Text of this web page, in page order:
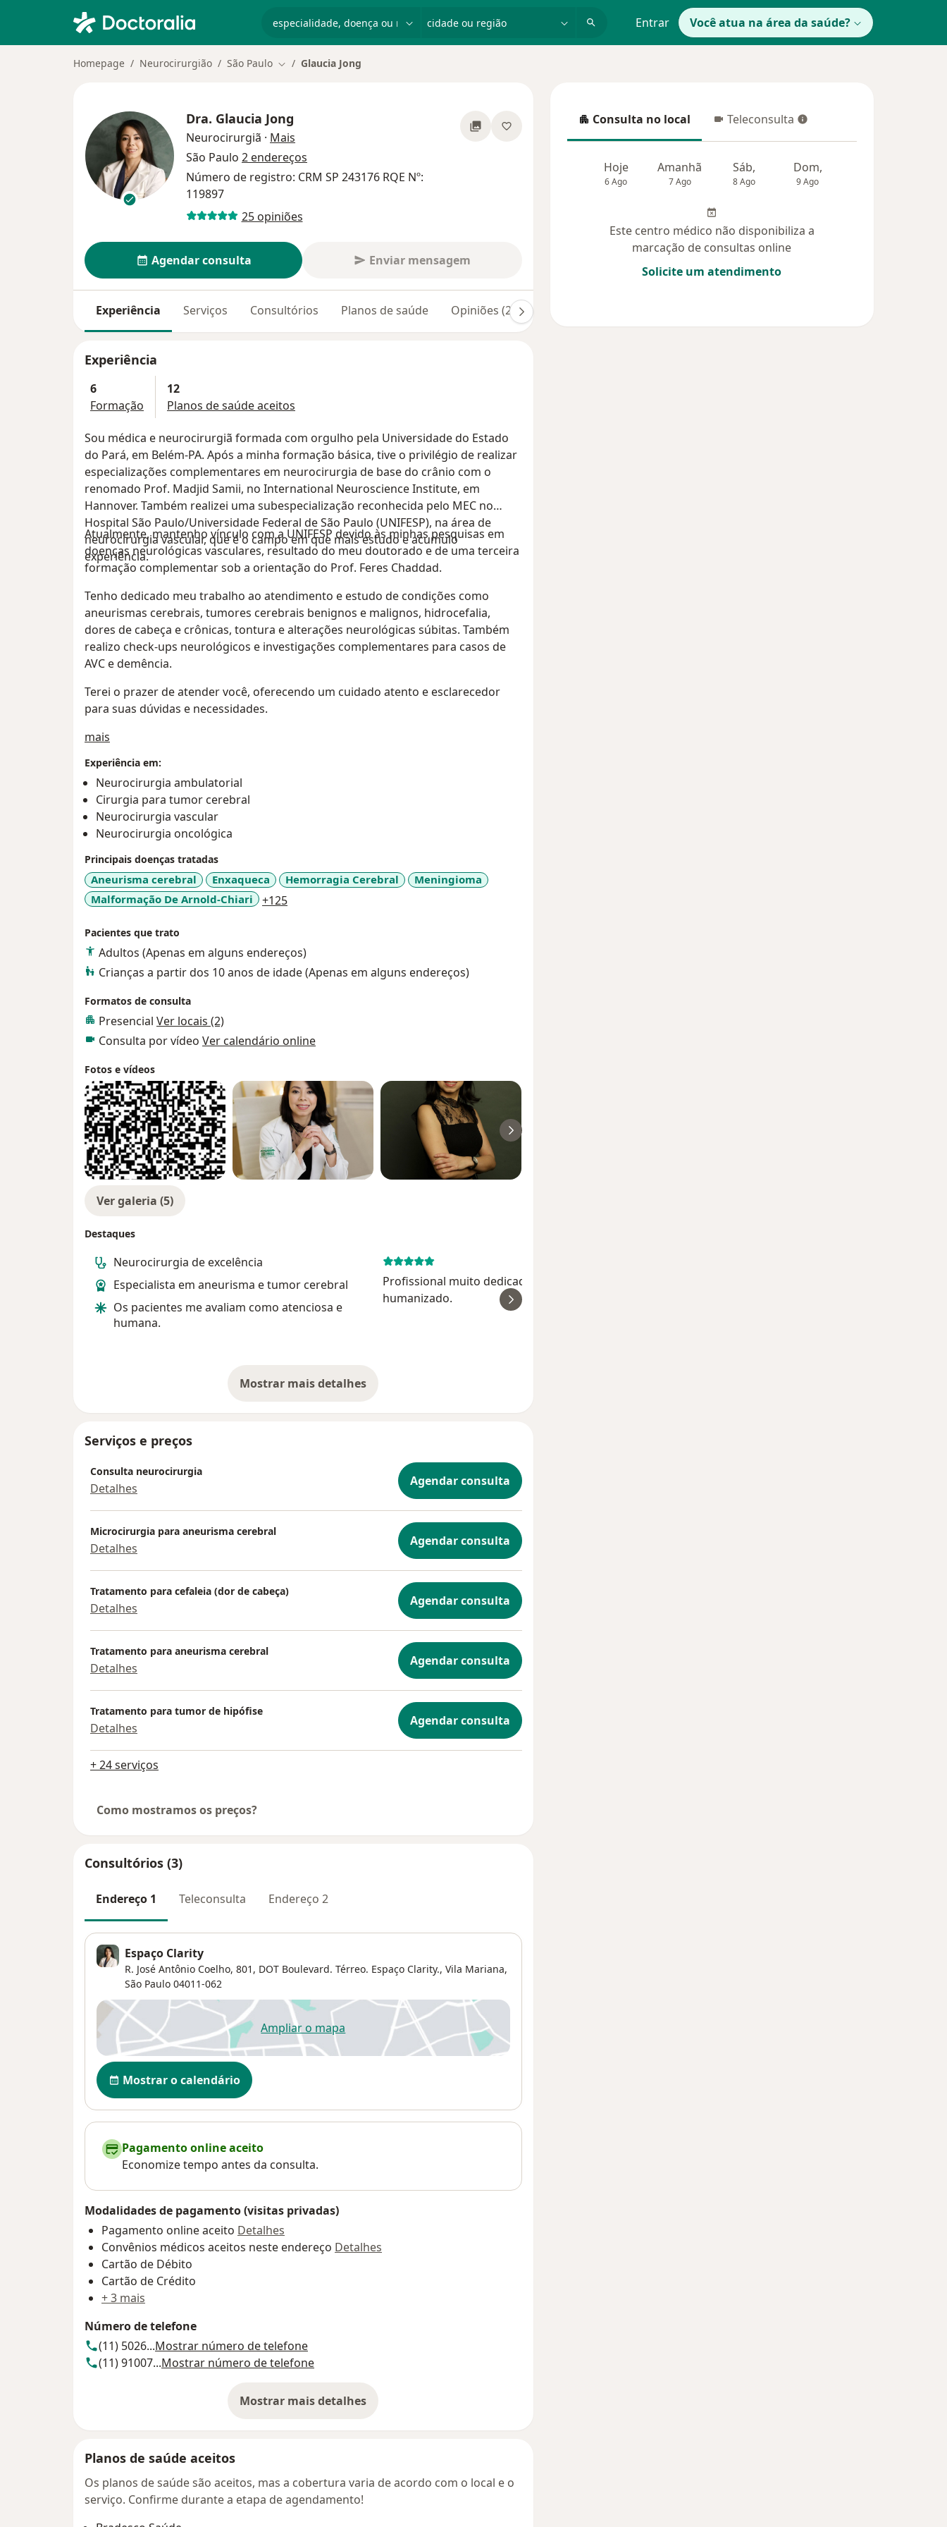
Entrar Você atua na área da saúde?
Homepage Neurocirurgião São Paulo Mudar de cidade
Glaucia Jong
Dra. Glaucia Jong
Neurocirurgiã · Mais
São Paulo 2 endereços
Número de registro: CRM SP 243176 RQE Nº:
119897
25 opiniões
Agendar consulta Enviar mensagem
Experiência Serviços Consultórios Planos de saúde Opiniões (25)
Experiência
6
Formação
12
Planos de saúde aceitos
Sou médica e neurocirurgiã formada com orgulho pela Universidade do Estado
do Pará, em Belém-PA. Após a minha formação básica, tive o privilégio de realizar
especializações complementares em neurocirurgia de base do crânio com o
renomado Prof. Madjid Samii, no International Neuroscience Institute, em
Hannover. Também realizei uma subespecialização reconhecida pelo MEC no
Hospital São Paulo/Universidade Federal de São Paulo (UNIFESP), na área de
neurocirurgia vascular, que é o campo em que mais estudo e acumulo
experiência.
Atualmente, mantenho vínculo com a UNIFESP devido às minhas pesquisas em
doenças neurológicas vasculares, resultado do meu doutorado e de uma terceira
formação complementar sob a orientação do Prof. Feres Chaddad.
Tenho dedicado meu trabalho ao atendimento e estudo de condições como
aneurismas cerebrais, tumores cerebrais benignos e malignos, hidrocefalia,
dores de cabeça e crônicas, tontura e alterações neurológicas súbitas. Também
realizo check-ups neurológicos e investigações complementares para casos de
AVC e demência.
Terei o prazer de atender você, oferecendo um cuidado atento e esclarecedor
para suas dúvidas e necessidades.
mais
Experiência em:
Neurocirurgia ambulatorial
Cirurgia para tumor cerebral
Neurocirurgia vascular
Neurocirurgia oncológica
Principais doenças tratadas
Aneurisma cerebral Enxaqueca Hemorragia Cerebral
Meningioma
Malformação De Arnold-Chiari
+125a11y_sr_more_diseases
Pacientes que trato
Adultos (Apenas em alguns endereços)
Crianças a partir dos 10 anos de idade (Apenas em alguns endereços)
Formatos de consulta
Presencial Ver locais (2)
Consulta por vídeo Ver calendário online
Fotos e vídeos
Ver galeria (5)
Destaques
Neurocirurgia de excelência
Especialista em aneurisma e tumor cerebral
Os pacientes me avaliam como atenciosa e
humana.
Profissional muito dedicada, com tratamento
humanizado.
Mostrar mais detalhes
sobre a experiência
Serviços e preços
Consulta neurocirurgia
Detalhes Agendar consulta
Microcirurgia para aneurisma cerebral
Detalhes Agendar consulta
Tratamento para cefaleia (dor de cabeça)
Detalhes Agendar consulta
Tratamento para aneurisma cerebral
Detalhes Agendar consulta
Tratamento para tumor de hipófise
Detalhes Agendar consulta
+ 24 serviços
Como mostramos os preços?
Consultórios (3)
Endereço 1 Teleconsulta Endereço 2
Espaço Clarity
R. José Antônio Coelho, 801, DOT Boulevard. Térreo. Espaço Clarity., Vila Mariana,
São Paulo 04011-062
Ampliar o mapaabre num novo separador
Disponibilidade
Mostrar o calendário
Pagamento online aceito
Economize tempo antes da consulta.
Modalidades de pagamento (visitas privadas)
Pagamento online aceito Detalhes
Convênios médicos aceitos neste endereço Detalhes
Cartão de Débito
Cartão de Crédito
+ 3 mais
Número de telefone
(11) 5026...Mostrar número de telefone
(11) 91007...Mostrar número de telefone
Mostrar mais detalhes
sobre o endereço
Planos de saúde aceitos
Os planos de saúde são aceitos, mas a cobertura varia de acordo com o local e o
serviço. Confirme durante a etapa de agendamento!
Consulta no local
Consulta no local Teleconsulta
Teleconsulta
Hoje
6 Ago
Amanhã
7 Ago
Sáb,
8 Ago
Dom,
9 Ago
Este centro médico não disponibiliza a
marcação de consultas online
Solicite um atendimento